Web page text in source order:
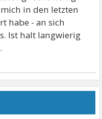
in den letzten
habe - an sich
Ist halt langwierig